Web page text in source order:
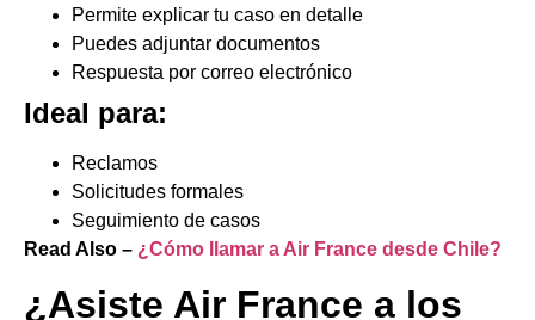
Permite explicar tu caso en detalle
Puedes adjuntar documentos
Respuesta por correo electrónico
Ideal para:
Reclamos
Solicitudes formales
Seguimiento de casos
Read Also – ¿Cómo llamar a Air France desde Chile?
¿Asiste Air France a los